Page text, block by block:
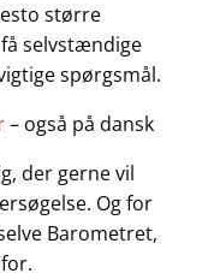
større
selvstændige
spørgsmål.
– også på dansk
der gerne vil
Og for
Barometret,